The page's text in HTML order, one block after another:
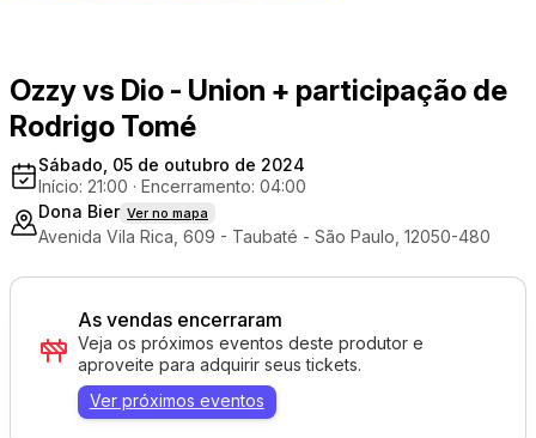
Ozzy vs Dio - Union + participação de
Rodrigo Tomé
Sábado, 05 de outubro de 2024
Início: 21:00 · Encerramento: 04:00
Dona Bier Ver no mapa
Avenida Vila Rica, 609 - Taubaté - São Paulo, 12050-480
As vendas encerraram
Veja os próximos eventos deste produtor e
aproveite para adquirir seus tickets.
Ver próximos eventos